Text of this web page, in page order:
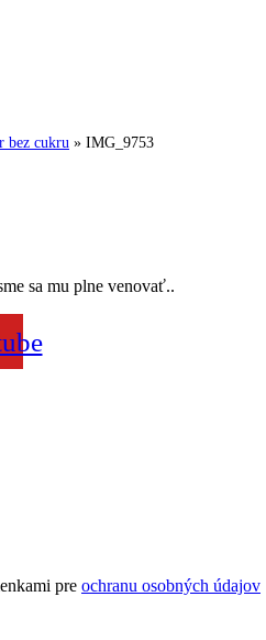
bez cukru » IMG_9753
sa mu plne venovať..
pre ochranu osobných údajov